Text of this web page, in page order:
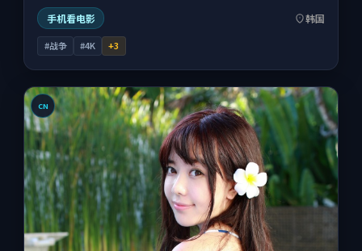
手机看电影
韩国
#战争 #4K +3
CN